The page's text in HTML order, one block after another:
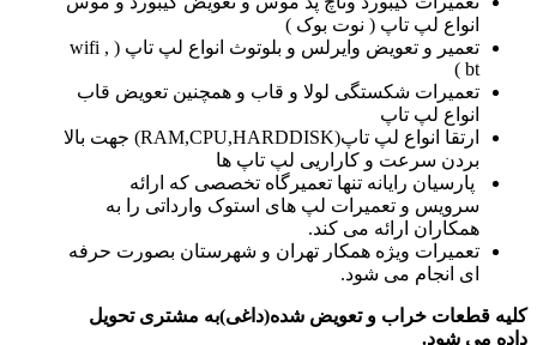
انواع لپ تاپ ( نوت بوک )
تعمیر و تعویض وایرلس و بلوتوث انواع لپ تاپ ( wifi ,
bt )
تعمیرات شکستگی لولا و قاب و همچنین تعویض قاب
انواع لپ تاپ
ارتقا انواع لپ تاپ(RAM,CPU,HARDDISK) جهت بالا
بردن سرعت و کاراریی لپ تاپ ها
پارسیان رایانه تنها تعمیرگاه تخصصی که ارائه
سرویس و تعمیرات لپ های استوک وارداتی را به
همکاران ارائه می کند.
تعمیرات ویژه همکار تهران و شهرستان بصورت حرفه
ای انجام می شود.
کلیه قطعات خراب و تعویض شده(داغی)به مشتری تحویل
داده می شود.